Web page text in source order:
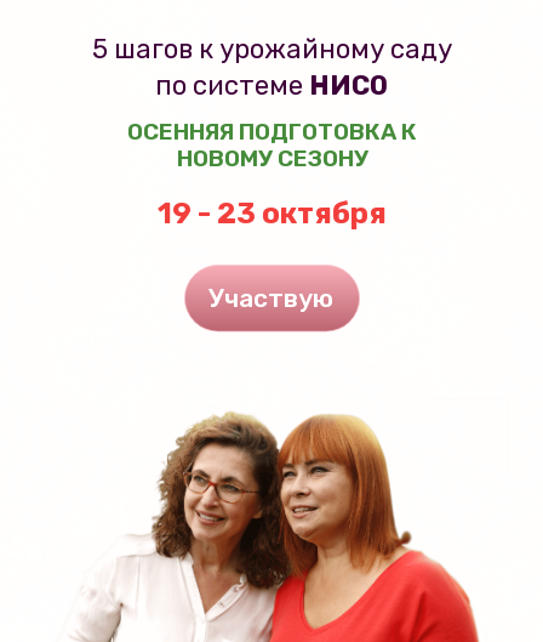
Участвую
5 шагов к урожайному саду
по системе НИСО
19 - 23 октября
ОСЕННЯЯ ПОДГОТОВКА К
НОВОМУ СЕЗОНУ